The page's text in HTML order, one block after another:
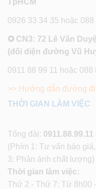
0926 33 34 35 hoặc 088
✪ CN3: 72 Lê Văn
(đối diện đường Vũ
0911 88 99 11 hoặc 088
>> Hướng dẫn đường
THỜI GIAN LÀM VIỆC
Tổng đài: 0911.88.99.11
(Phím 1: Tư vấn báo
3: Phản ánh chất lượng)
Thời gian làm việc:
Thứ 2 - Thứ 7: Từ 8h00